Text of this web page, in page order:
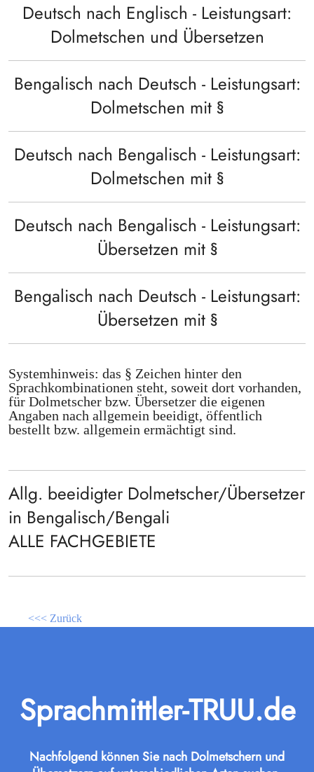
Deutsch nach Englisch - Leistungsart:
Dolmetschen und Übersetzen
Bengalisch nach Deutsch - Leistungsart:
Dolmetschen mit §
Deutsch nach Bengalisch - Leistungsart:
Dolmetschen mit §
Deutsch nach Bengalisch - Leistungsart:
Übersetzen mit §
Bengalisch nach Deutsch - Leistungsart:
Übersetzen mit §
Systemhinweis: das § Zeichen hinter den
Sprachkombinationen steht, soweit dort vorhanden,
für Dolmetscher bzw. Übersetzer die eigenen
Angaben nach allgemein beeidigt, öffentlich
bestellt bzw. allgemein ermächtigt sind.
Allg. beeidigter Dolmetscher/Übersetzer
in Bengalisch/Bengali
ALLE FACHGEBIETE
<<< Zurück
Sprachmittler-TRUU.de
Nachfolgend können Sie nach Dolmetschern und